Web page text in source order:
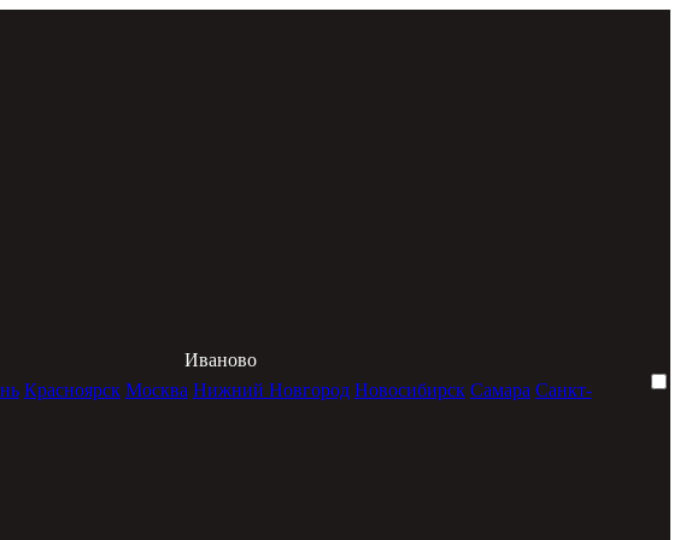
Иваново
Красноярск Москва Нижний Новгород Новосибирск Самара Санкт-